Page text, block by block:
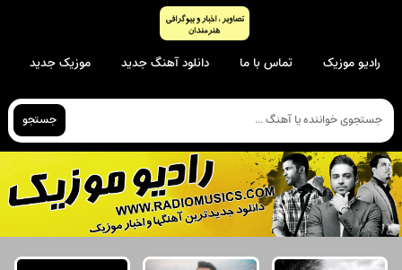
رادیو موزیک تماس با ما دانلود آهنگ جدید موزیک جدید
جستجو